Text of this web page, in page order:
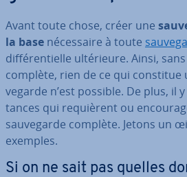
Avant toute chose, créer une
la base né­ces­saire à toute
dif­fé­ren­tielle ul­té­rieure. Ainsi,
complète, rien de ce qui
ve­garde n’est possible. De plus, il
tances qui re­quiè­rent ou
sau­ve­garde complète. Jetons un
exemples.
Si on ne sait pas quelles